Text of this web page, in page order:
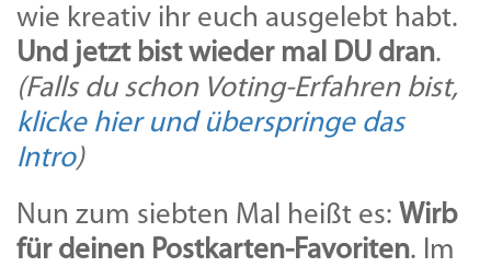
wie kreativ ihr euch ausgelebt habt.
Und jetzt bist wieder mal DU dran.
(Falls du schon Voting-Erfahren bist,
klicke hier und überspringe das
Intro)
Nun zum siebten Mal heißt es: Wirb
für deinen Postkarten-Favoriten. Im